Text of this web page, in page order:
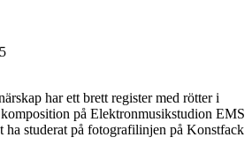
har ett brett register med rötter i
på Elektronmusikstudion EMS
ha studerat på fotografilinjen på Konstfack